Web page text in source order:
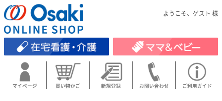
ようこそ、ゲスト 様
マイページ 買い物かご 新規登録 お問い合わせ ご利用ガイド